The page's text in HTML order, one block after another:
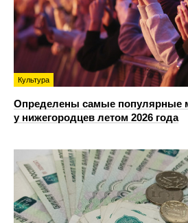
Культура
Определены самые популярные
у нижегородцев летом 2026 года